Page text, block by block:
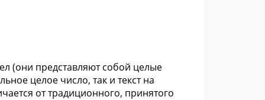
(они представляют собой целые
целое число, так и текст на
от традиционного, принятого